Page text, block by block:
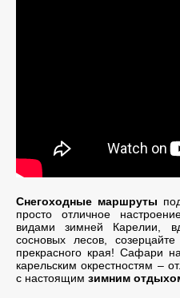
Снегоходные маршруты
просто отличное
видами зимней Карелии,
сосновых лесов,
прекрасного края! Сафари
карельским окрестностям –
с настоящим зимним